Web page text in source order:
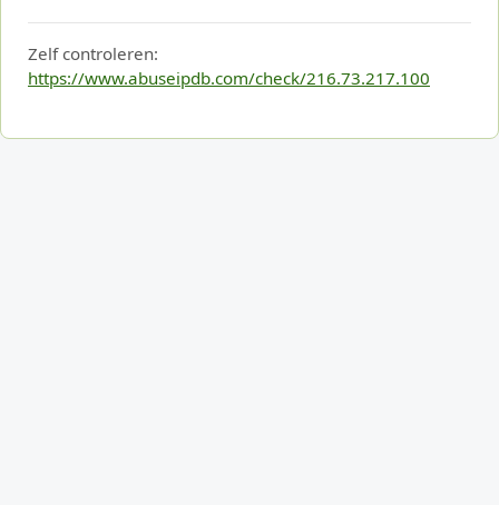
Zelf controleren:
https://www.abuseipdb.com/check/216.73.217.100